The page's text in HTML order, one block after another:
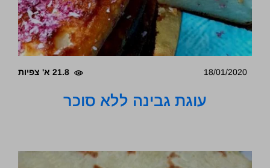
18/01/2020 21.8 א' צפיות
עוגת גבינה ללא סוכר